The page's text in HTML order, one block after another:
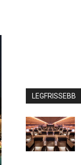
LEGFRISSEBB